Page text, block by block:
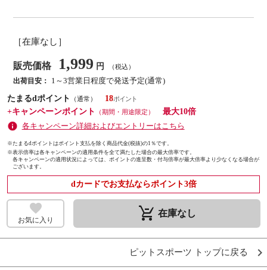
［在庫なし］
販売価格 1,999 円 （税込）
出荷目安：
1～3営業日程度で発送予定(通常)
たまるdポイント
（通常）
18
+キャンペーンポイント
（期間・用途限定）
最大10倍
各キャンペーン詳細およびエントリーはこちら
※たまるdポイントはポイント支払を除く商品代金(税抜)の1％です。
※表示倍率は各キャンペーンの適用条件を全て満たした場合の最大倍率です。
各キャンペーンの適用状況によっては、ポイントの進呈数・付与倍率が最大倍率より少なくなる場合が
ございます。
dカードでお支払ならポイント3倍
お気に入り remove_shopping_cart 在庫なし
ピットスポーツ トップに戻る